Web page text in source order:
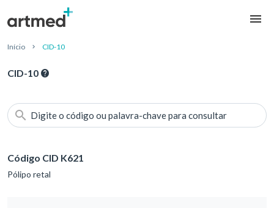
Início CID-10
CID-10
Digite o código ou palavra-chave para consultar
Código CID K621
Pólipo retal